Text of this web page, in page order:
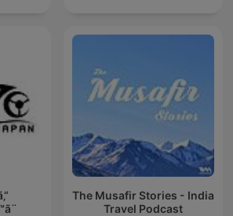
The Musafir Stories - India
Travel Podcast